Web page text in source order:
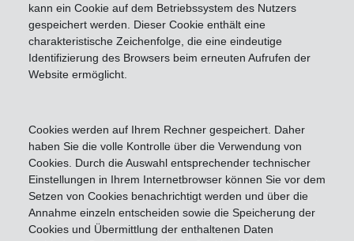
kann ein Cookie auf dem Betriebssystem des Nutzers
gespeichert werden. Dieser Cookie enthält eine
charakteristische Zeichenfolge, die eine eindeutige
Identifizierung des Browsers beim erneuten Aufrufen der
Website ermöglicht.
Cookies werden auf Ihrem Rechner gespeichert. Daher
haben Sie die volle Kontrolle über die Verwendung von
Cookies. Durch die Auswahl entsprechender technischer
Einstellungen in Ihrem Internetbrowser können Sie vor dem
Setzen von Cookies benachrichtigt werden und über die
Annahme einzeln entscheiden sowie die Speicherung der
Cookies und Übermittlung der enthaltenen Daten